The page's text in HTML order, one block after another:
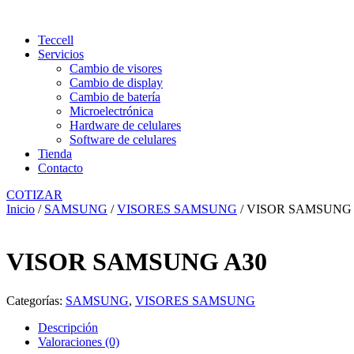
Teccell
Servicios
Cambio de visores
Cambio de display
Cambio de batería
Microelectrónica
Hardware de celulares
Software de celulares
Tienda
Contacto
COTIZAR
Inicio / SAMSUNG /VISORES SAMSUNG / VISOR SAMSUNG
VISOR SAMSUNG A30
Categorías: SAMSUNG, VISORES SAMSUNG
Descripción
Valoraciones (0)